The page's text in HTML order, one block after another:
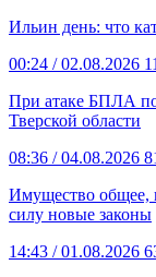
Ильин день: что
00:24 / 02.08.2026
При атаке БПЛА
Тверской области
08:36 / 04.08.2026
Имущество общее,
силу новые законы
14:43 / 01.08.2026